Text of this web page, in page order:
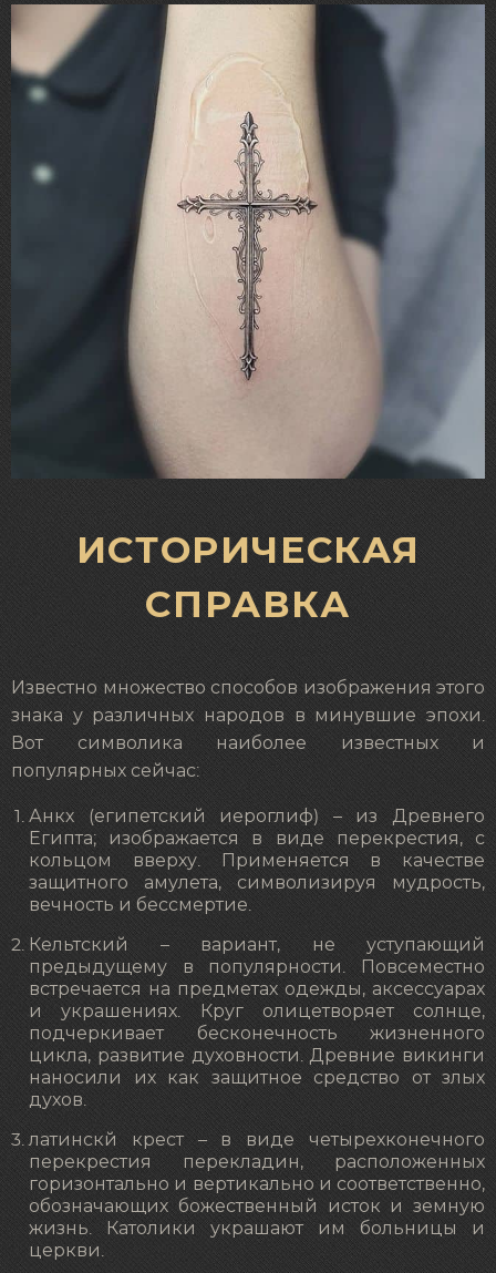
ИСТОРИЧЕСКАЯ
СПРАВКА
Известно множество способов изображения этого
знака у различных народов в минувшие эпохи.
Вот символика наиболее известных и
популярных сейчас:
Анкх (египетский иероглиф) – из Древнего
Египта; изображается в виде перекрестия, с
кольцом вверху. Применяется в качестве
защитного амулета, символизируя мудрость,
вечность и бессмертие.
Кельтский – вариант, не уступающий
предыдущему в популярности. Повсеместно
встречается на предметах одежды, аксессуарах
и украшениях. Круг олицетворяет солнце,
подчеркивает бесконечность жизненного
цикла, развитие духовности. Древние викинги
наносили их как защитное средство от злых
духов.
латинскй крест – в виде четырехконечного
перекрестия перекладин, расположенных
горизонтально и вертикально и соответственно,
обозначающих божественный исток и земную
жизнь. Католики украшают им больницы и
церкви.